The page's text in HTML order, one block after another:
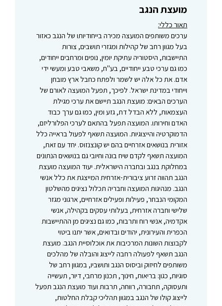
מועצת הנגב
תאור כללי:
ערכים משותפים המועצה מכירה בייחודיותו של הנגב כאזור
בעל מגוון רחב של קהילות ומגזרי תושבים, צורות
התיישבות, היסטוריה עתיקת יומין, נופים ומרחבים ייחודים,
כמו גם ערכי טבע ייחודיים, בע"ח, משאבי טבע ומעשי ידי
אדם. את כל אלה יש לשמר ולפתח כחבל ארץ מובחן
וייחודי במדינת ישראל. לפיכך, תפעל המועצה לאורם של
הערכים הבאים: מועצת הנגב תיישם את ערכי מגילת
העצמאות, ללא הבדל דת, גזע ומין, כמו גם ערך כבוד
האדם וחירותו. המועצה תפעל בהתאם לערכי הפלורליזם,
הדמוקרטיה והייצוגיות. המועצה תשאף לפעול בראייה כלל
אזורית בנושאים אזרחיים בהם יש קונצנזוס. יחד עם זאת,
המועצה תשאף לקדם שיח בונה וחיובי גם בנושאים הנתונים
במחלוקת בנגב ובחברה הישראלית. יעוד המועצה מועצת
הנגב תהווה זרוע ציבורית-אזרחית המייצגת את כלל אנשי
הנגב. מנהיגות המועצה וחבריה תכלול נציגים מהשלטון
המקומי הנבחר, פעילות ופעילים אזרחיים, ארגוני מגזר
שלישי וחברה אזרחית, בעלותי עסקים בקהילה, אנשי
אקדמיה, אנשי רוח ותרבות, כמו גם נציגים מן ההתיישבות
הכפרית והעירונית, יהודים ובדואים, אשר יתנו ביטוי
לקבוצות השונות המרכיבות את אוכלוסיית הנגב. מועצת
הנגב תשאף לפעולה רחבה לייצוג והובלה של מהלכים
משותפים לחיזוק וביסוס הנגב ותושביו, במגוון רחב של
סוגיות, כגון: בריאות, חינוך, תכנון מרחבי, דיור, תעשייה
ותעסוקה, תחבורה, רווחה, תרבות ועוד מועצת הנגב תפעל
לייצוג קולו של הנגב במגוון תהליכי קבלת החלטות,